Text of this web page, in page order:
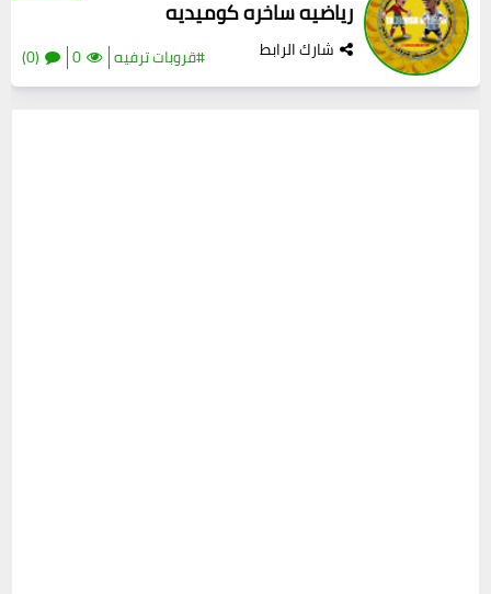
رياضيه ساخره كوميديه
شارك الرابط #قروبات ترفيه 0
(0)